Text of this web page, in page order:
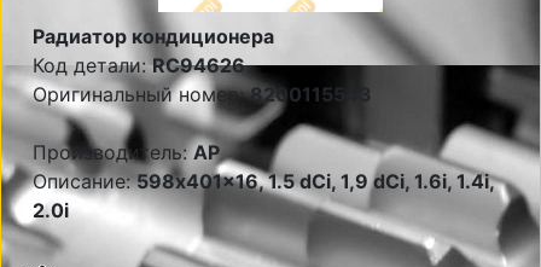
Радиатор кондиционера
Код детали:RC94626
Оригинальный номер:8200115543
Производитель:AP
Описание:598x401x16, 1.5 dCi, 1,9 dCi, 1.6i, 1.4i,
2.0i